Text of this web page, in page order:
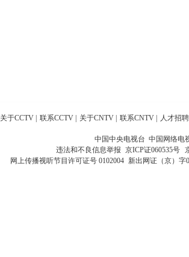
关于CCTV 联系CCTV 关于CNTV 联系CNTV 人才招聘
中国中央电视台 中国网络电
违法和不良信息举报 京ICP证060535号
网上传播视听节目许可证号 0102004 新出网证（京）